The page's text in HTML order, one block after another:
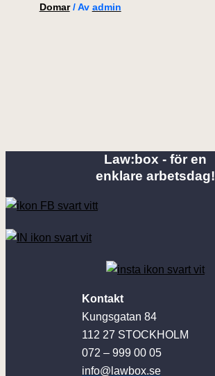
Domar/ Av admin
Law:box - för en
enklare arbetsdag!
Kontakt
Kungsgatan 84
112 27 STOCKHOLM
072 – 999 00 05
info@lawbox.se